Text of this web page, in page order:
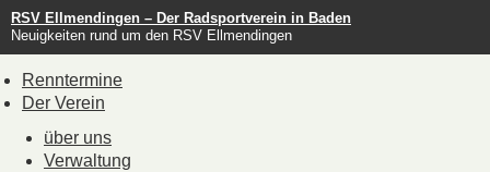
RSV Ellmendingen – Der Radsportverein in Baden
Neuigkeiten rund um den RSV Ellmendingen
Renntermine
Der Verein
über uns
Verwaltung